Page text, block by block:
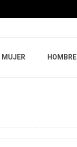
MUJER HOMBRE